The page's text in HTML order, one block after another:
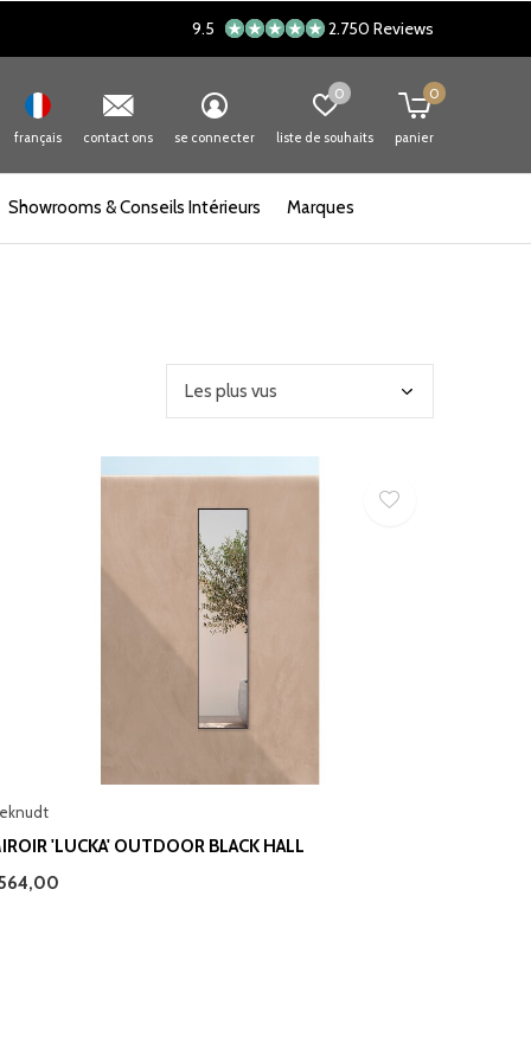
Showrooms & Conseils Intérieurs Marques
français contact ons se connecter liste de souhaits
0
panier
0
9.5 2.750 Reviews
'LUCKA' OUTDOOR BLACK HALL